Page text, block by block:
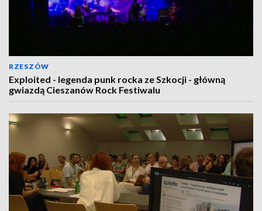
RZESZÓW
Exploited - legenda punk rocka ze Szkocji - główną
gwiazdą Cieszanów Rock Festiwalu